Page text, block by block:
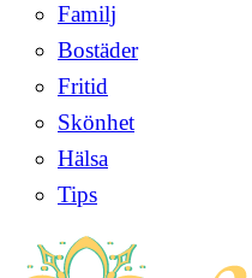
Familj
Bostäder
Fritid
Skönhet
Hälsa
Tips